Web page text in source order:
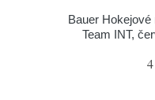
Bauer
Team INT,